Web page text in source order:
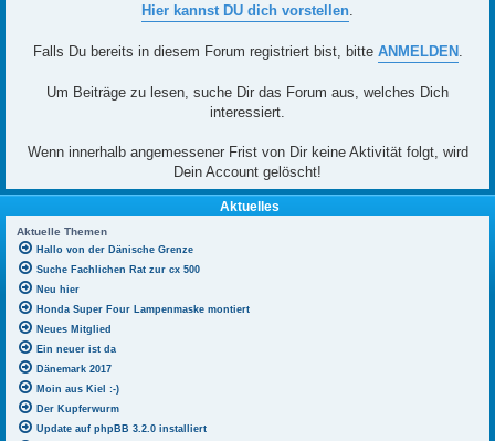
Hier kannst DU dich vorstellen.
Falls Du bereits in diesem Forum registriert bist, bitte ANMELDEN .
Um Beiträge zu lesen, suche Dir das Forum aus, welches Dich
interessiert.
Wenn innerhalb angemessener Frist von Dir keine Aktivität folgt, wird
Dein Account gelöscht!
Aktuelles
Aktuelle Themen
Hallo von der Dänische Grenze
Suche Fachlichen Rat zur cx 500
Neu hier
Honda Super Four Lampenmaske montiert
Neues Mitglied
Ein neuer ist da
Dänemark 2017
Moin aus Kiel :-)
Der Kupferwurm
Update auf phpBB 3.2.0 installiert